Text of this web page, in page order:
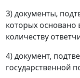
3) документы,
которых основано
количеству
4) документ,
государственной